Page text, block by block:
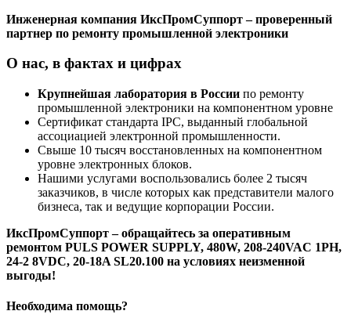
Инженерная компания ИксПромСуппорт – проверенный
партнер по ремонту промышленной электроники
О нас, в фактах и цифрах
Крупнейшая лаборатория в России по ремонту
промышленной электроники на компонентном уровне
Сертификат стандарта IPC, выданный глобальной
ассоциацией электронной промышленности.
Свыше 10 тысяч восстановленных на компонентном
уровне электронных блоков.
Нашими услугами воспользовались более 2 тысяч
заказчиков, в числе которых как представители малого
бизнеса, так и ведущие корпорации России.
ИксПромСуппорт – обращайтесь за оперативным
ремонтом PULS POWER SUPPLY, 480W, 208-240VAC 1PH,
24-2 8VDC, 20-18A SL20.100 на условиях неизменной
выгоды!
Необходима помощь?